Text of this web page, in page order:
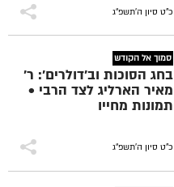
כ"ט סיון ה׳תשפ״ג
סמוך אל הקודש
בחג הסוכות וב'דולרים': ר'
מאיר הארליג לצד הרבי •
תמונות מחייו
כ"ט סיון ה׳תשפ״ג